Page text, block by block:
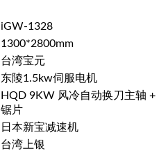
iGW-1328
1300*2800mm
台湾宝元
东陵1.5kw伺服电机
HQD 9KW 风冷自动换刀主轴 +
锯片
日本新宝减速机
台湾上银